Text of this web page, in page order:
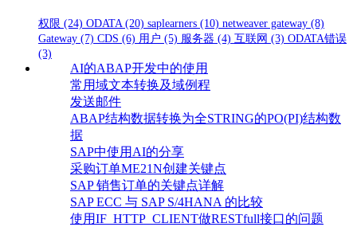
权限 (24) ODATA (20) saplearners (10) netweaver gateway (8)
Gateway (7) CDS (6) 用户 (5) 服务器 (4) 互联网 (3) ODATA错误
(3)
AI的ABAP开发中的使用
常用域文本转换及域例程
发送邮件
ABAP结构数据转换为全STRING的PO(PI)结构数
据
SAP中使用AI的分享
采购订单ME21N创建关键点
SAP 销售订单的关键点详解
SAP ECC 与 SAP S/4HANA 的比较
使用IF_HTTP_CLIENT做RESTfull接口的问题